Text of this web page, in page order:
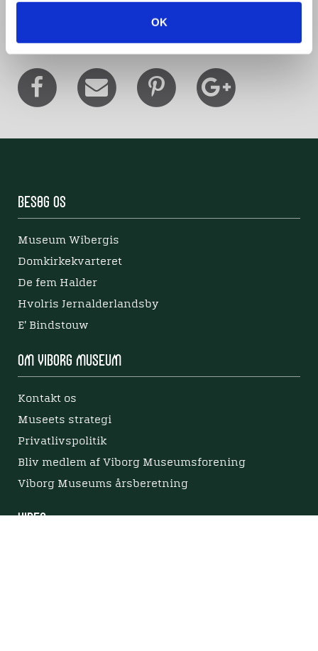
OK
Del denne artikel med andre:
Besøg os
Museum Wibergis
Domkirkekvarteret
De fem Halder
Hvolris Jernalderlandsby
E' Bindstouw
Om Viborg Museum
Kontakt os
Museets strategi
Privatlivspolitik
Bliv medlem af Viborg Museumsforening
Viborg Museums årsberetning
Viden